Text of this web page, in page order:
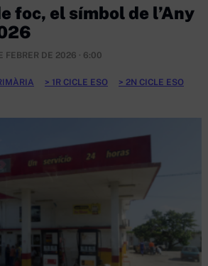
foc, el símbol de l’Any
FEBRER DE 2026 · 6:00
1R CICLE ESO
2N CICLE ESO